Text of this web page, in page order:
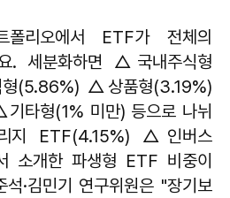
리오에서 ETF가 전체의
. 세분화하면 △국내주식형
(5.86%) △상품형(3.19%)
타형(1% 미만) 등으로 나뉘
지 ETF(4.15%) △인버스
소개한 파생형 ETF 비중이
·김민기 연구위원은 "장기보